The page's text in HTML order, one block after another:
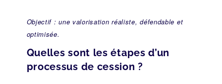
Objectif : une valorisation réaliste, défendable et
optimisée.
Quelles sont les étapes d’un
processus de cession ?